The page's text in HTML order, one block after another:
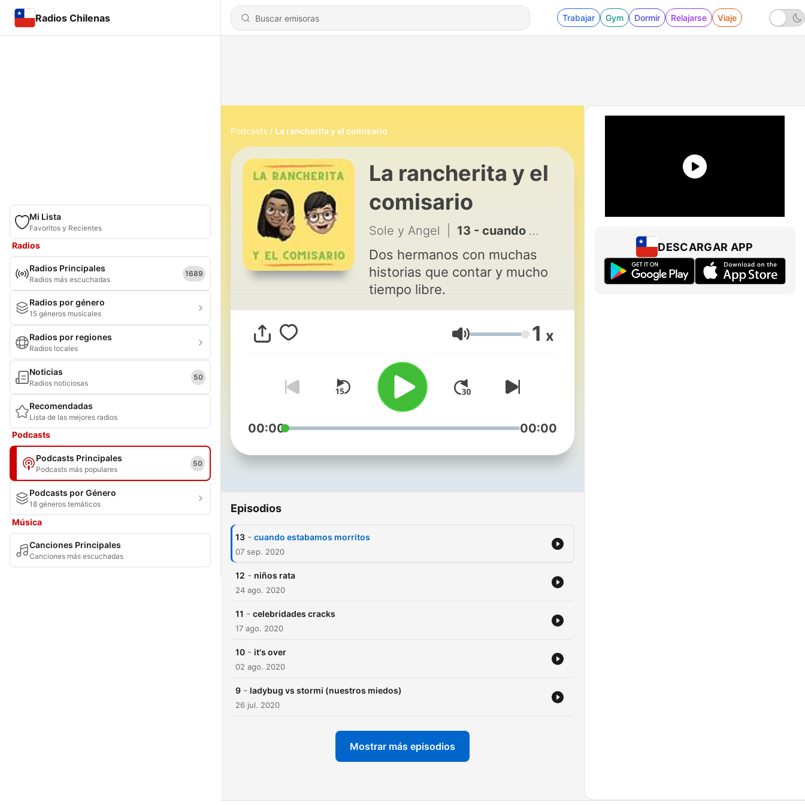
Radios Chilenas Trabajar Gym Dormir Relajarse Viaje
Mi Lista
Favoritos y Recientes
Radios
Radios Principales
Radios más escuchadas
1689
Radios por género
15 géneros musicales
Radios por regiones
Radios locales
Noticias
Radios noticiosas
50
Recomendadas
Lista de las mejores radios
Podcasts
Podcasts Principales
Podcasts más populares
50
Podcasts por Género
18 géneros temáticos
Música
Canciones Principales
Canciones más escuchadas
Podcasts La rancherita y el comisario
La rancherita y el
comisario
Sole y Angel 13 - cuando estabamos morritos
Dos hermanos con muchas
historias que contar y mucho
tiempo libre.
Volumen 1 x
00:00 00:00
Episodios
13 - cuando estabamos morritos
07 sep. 2020
12 - niños rata
24 ago. 2020
11 - celebridades cracks
17 ago. 2020
10 - it's over
02 ago. 2020
9 - ladybug vs stormi (nuestros miedos)
26 jul. 2020
Mostrar más episodios
DESCARGAR APP